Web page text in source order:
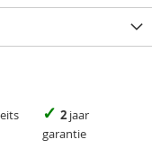
✓ 2 jaar
garantie